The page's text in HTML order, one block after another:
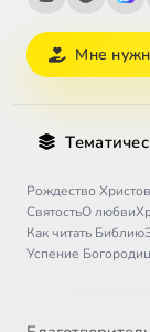
Мне
Рождество
СвятостьО любви
Как читать Библию
Успение